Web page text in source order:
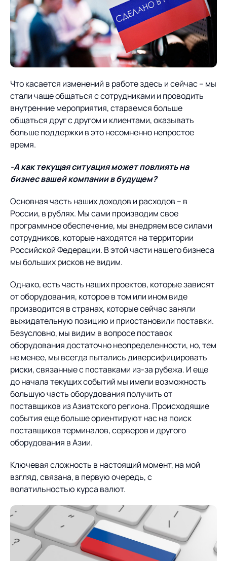
Что касается изменений в работе здесь и сейчас – мы
стали чаще общаться с сотрудниками и проводить
внутренние мероприятия, стараемся больше
общаться друг с другом и клиентами, оказывать
больше поддержки в это несомненно непростое
время.
-А как текущая ситуация может повлиять на
бизнес вашей компании в будущем?
Основная часть наших доходов и расходов – в
России, в рублях. Мы сами производим свое
программное обеспечение, мы внедряем все силами
сотрудников, которые находятся на территории
Российской Федерации. В этой части нашего бизнеса
мы больших рисков не видим.
Однако, есть часть наших проектов, которые зависят
от оборудования, которое в том или ином виде
производится в странах, которые сейчас заняли
выжидательную позицию и приостановили поставки.
Безусловно, мы видим в вопросе поставок
оборудования достаточно неопределенности, но, тем
не менее, мы всегда пытались диверсифицировать
риски, связанные с поставками из-за рубежа. И еще
до начала текущих событий мы имели возможность
большую часть оборудования получить от
поставщиков из Азиатского региона. Происходящие
события еще больше ориентируют нас на поиск
поставщиков терминалов, серверов и другого
оборудования в Азии.
Ключевая сложность в настоящий момент, на мой
взгляд, связана, в первую очередь, с
волатильностью курса валют.